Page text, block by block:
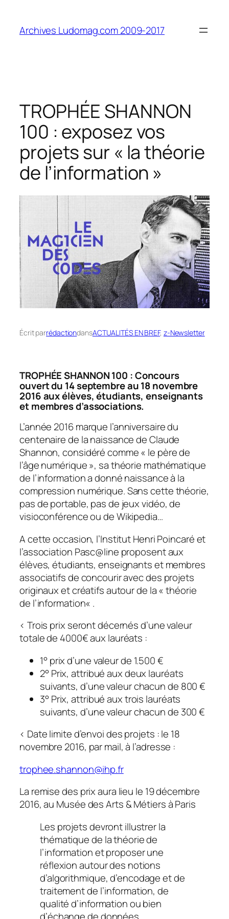
contenu
Archives Ludomag.com 2009-2017
TROPHÉE SHANNON
100 : exposez vos
projets sur « la théorie
de l’information »
Écrit parrédactiondansACTUALITÉS EN BREF, z-Newsletter
TROPHÉE SHANNON 100 : Concours
ouvert du 14 septembre au 18 novembre
2016 aux élèves, étudiants, enseignants
et membres d’associations.
L’année 2016 marque l’anniversaire du
centenaire de la naissance de Claude
Shannon, considéré comme « le père de
l’âge numérique », sa théorie mathématique
de l’information a donné naissance à la
compression numérique. Sans cette théorie,
pas de portable, pas de jeux vidéo, de
visioconférence ou de Wikipedia…
A cette occasion, l’Institut Henri Poincaré et
l’association Pasc@line proposent aux
élèves, étudiants, enseignants et membres
associatifs de concourir avec des projets
originaux et créatifs autour de la «théorie
de l’information« .
< Trois prix seront décernés d’une valeur
totale de 4000€ aux lauréats :
1° prix d’une valeur de 1.500 €
2° Prix, attribué aux deux lauréats
suivants, d’une valeur chacun de 800 €
3° Prix, attribué aux trois lauréats
suivants, d’une valeur chacun de 300 €
< Date limite d’envoi des projets : le 18
novembre 2016, par mail, à l’adresse :
trophee.shannon@ihp.fr
La remise des prix aura lieu le 19 décembre
2016, au Musée des Arts & Métiers à Paris
Les projets devront illustrer la
thématique de la théorie de
l’information et proposer une
réflexion autour des notions
d’algorithmique, d’encodage et de
traitement de l’information, de
qualité d’information ou bien